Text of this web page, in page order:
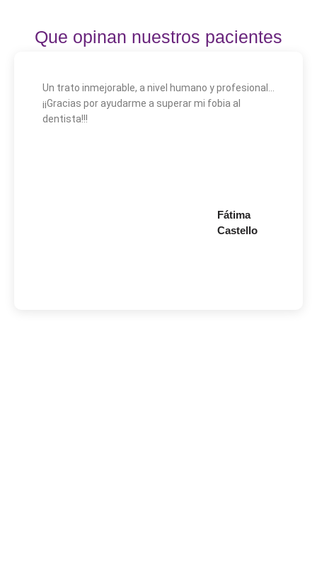
Que opinan nuestros pacientes
Un trato inmejorable, a nivel humano y profesional...
¡¡Gracias por ayudarme a superar mi fobia al
dentista!!!
Fátima
Castello